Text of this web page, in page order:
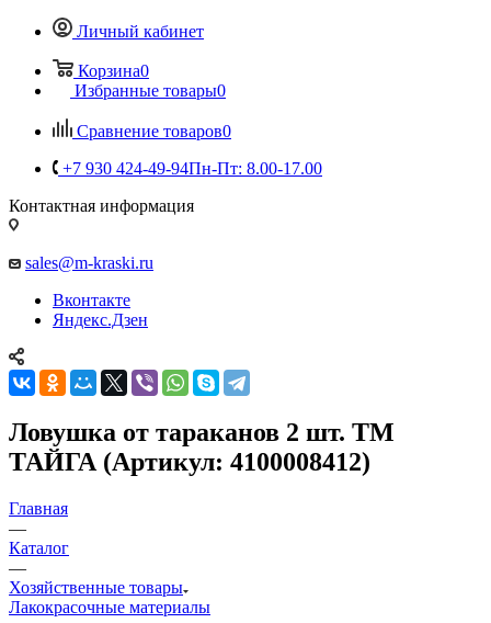
Личный кабинет
Корзина0
Избранные товары0
Сравнение товаров0
+7 930 424-49-94Пн-Пт: 8.00-17.00
Контактная информация
sales@m-kraski.ru
Вконтакте
Яндекс.Дзен
Ловушка от тараканов 2 шт. TM
ТАЙГА (Артикул: 4100008412)
Главная
—
Каталог
—
Хозяйственные товары
Лакокрасочные материалы